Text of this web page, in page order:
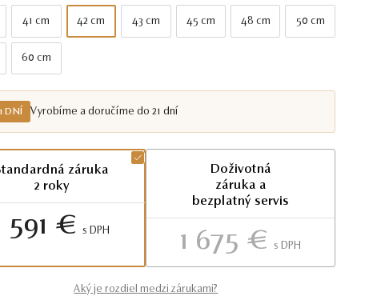
41 cm 42 cm 43 cm 45 cm 48 cm 50 cm
60 cm
DNÍ Vyrobíme a doručíme do 21 dní
záruka
2 roky
591 € S DPH
Doživotná
záruka a
bezplatný servis
1 675 € S DPH
Aký je rozdiel medzi zárukami?